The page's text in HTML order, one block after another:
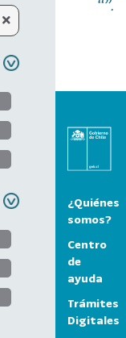
¿Quiénes
somos?
Centro
de
ayuda
Trámites
Digitales